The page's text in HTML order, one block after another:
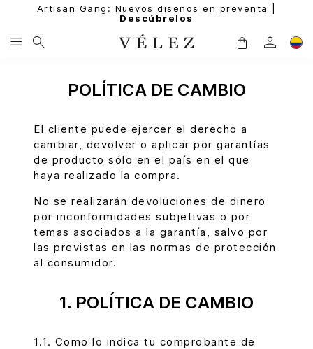
Artisan Gang: Nuevos diseños en preventa |
Descúbrelos
POLÍTICA DE CAMBIO
El cliente puede ejercer el derecho a
cambiar, devolver o aplicar por garantías
de producto sólo en el país en el que
haya realizado la compra.
No se realizarán devoluciones de dinero
por inconformidades subjetivas o por
temas asociados a la garantía, salvo por
las previstas en las normas de protección
al consumidor.
1. POLÍTICA DE CAMBIO
1.1. Como lo indica tu comprobante de